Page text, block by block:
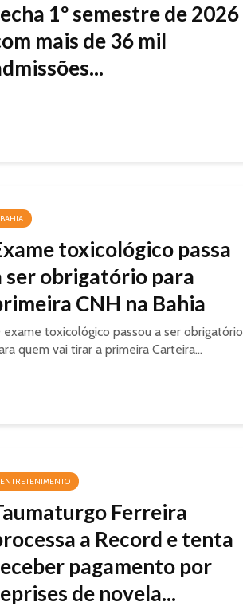
1º semestre de 2026
mais de 36 mil
BAHIA
toxicológico passa
ser obrigatório para
CNH na Bahia
exame toxicológico passou a ser obrigatório
quem vai tirar a primeira Carteira...
ENTRETENIMENTO
Ferreira
a Record e tenta
pagamento por
de novela...